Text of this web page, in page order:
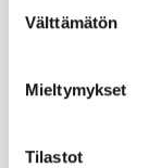
valinta
Välttämätön
Mieltymykset
Tilastot
VOLVO EX40